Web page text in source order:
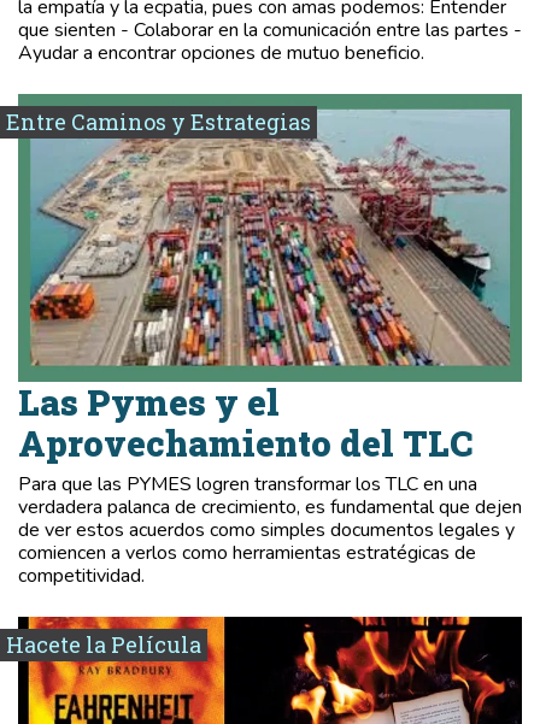
la empatía y la ecpatia, pues con amas podemos: Entender
que sienten - Colaborar en la comunicación entre las partes -
Ayudar a encontrar opciones de mutuo beneficio.
Entre Caminos y Estrategias
Las Pymes y el
Aprovechamiento del TLC
Para que las PYMES logren transformar los TLC en una
verdadera palanca de crecimiento, es fundamental que dejen
de ver estos acuerdos como simples documentos legales y
comiencen a verlos como herramientas estratégicas de
competitividad.
Hacete la Película